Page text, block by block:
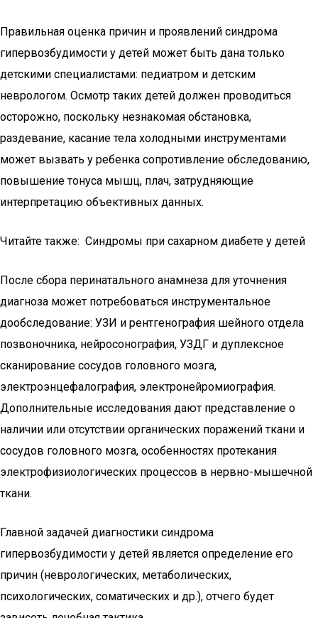
Правильная оценка причин и проявлений синдрома
гипервозбудимости у детей может быть дана только
детскими специалистами: педиатром и детским
неврологом. Осмотр таких детей должен проводиться
осторожно, поскольку незнакомая обстановка,
раздевание, касание тела холодными инструментами
может вызвать у ребенка сопротивление обследованию,
повышение тонуса мышц, плач, затрудняющие
интерпретацию объективных данных.
Читайте также: Синдромы при сахарном диабете у детей
После сбора перинатального анамнеза для уточнения
диагноза может потребоваться инструментальное
дообследование: УЗИ и рентгенография шейного отдела
позвоночника, нейросонография, УЗДГ и дуплексное
сканирование сосудов головного мозга,
электроэнцефалография, электронейромиография.
Дополнительные исследования дают представление о
наличии или отсутствии органических поражений ткани и
сосудов головного мозга, особенностях протекания
электрофизиологических процессов в нервно-мышечной
ткани.
Главной задачей диагностики синдрома
гипервозбудимости у детей является определение его
причин (неврологических, метаболических,
психологических, соматических и др.), отчего будет